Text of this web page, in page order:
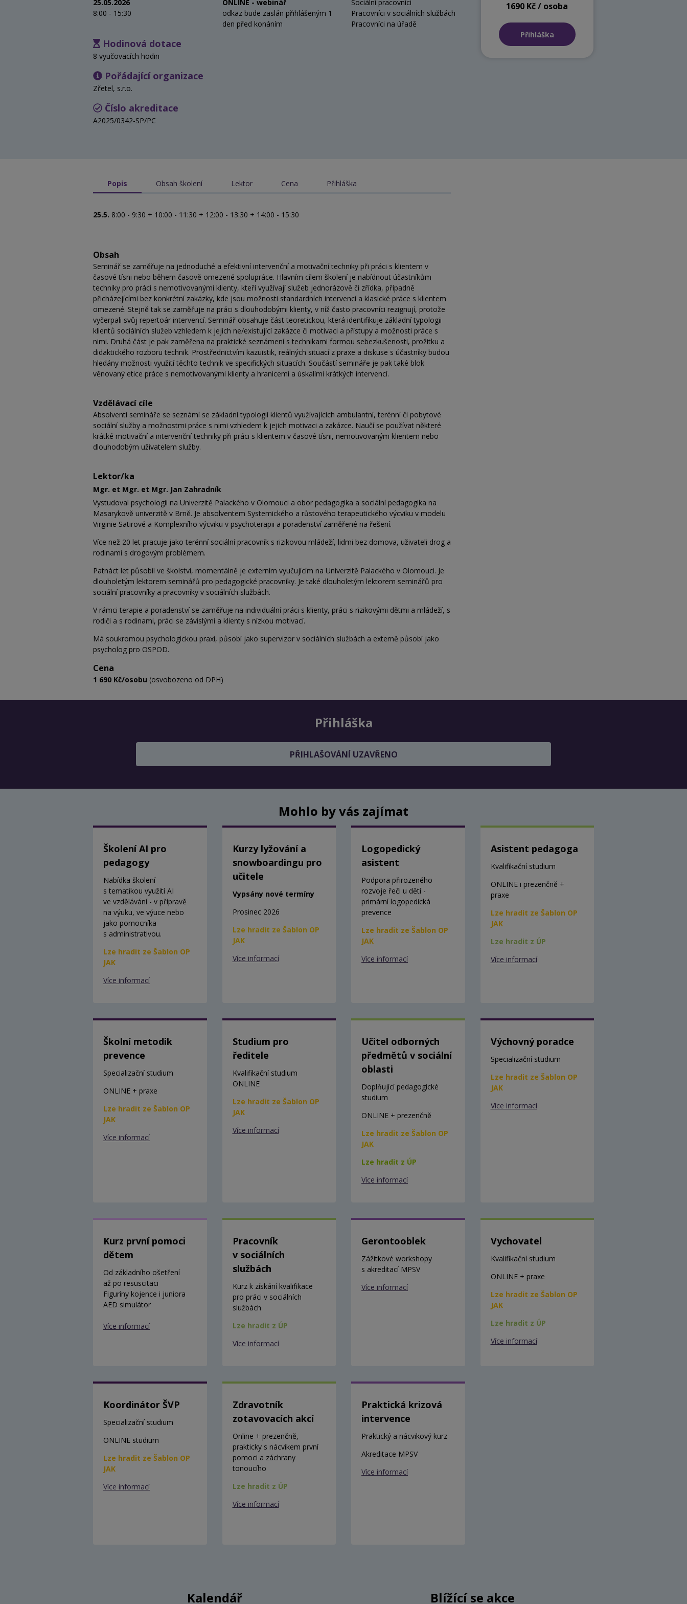
25.05.2026
8:00 - 15:30
ONLINE - webinář
odkaz bude zaslán přihlášeným 1
den před konáním
Hodinová dotace
8 vyučovacích hodin
Pořádající organizace
Zřetel, s.r.o.
Číslo akreditace
A2025/0342-SP/PC
Sociální pracovníci
Pracovníci v sociálních službách
Pracovníci na úřadě
1690 Kč / osoba
Přihláška
Popis Obsah školení Lektor Cena Přihláška
25.5. 8:00 - 9:30 + 10:00 - 11:30 + 12:00 - 13:30 + 14:00 - 15:30
Obsah
Seminář se zaměřuje na jednoduché a efektivní intervenční a motivační techniky při práci s klientem v
časové tísni nebo během časově omezené spolupráce. Hlavním cílem školení je nabídnout účastníkům
techniky pro práci s nemotivovanými klienty, kteří využívají služeb jednorázově či zřídka, případně
přicházejícími bez konkrétní zakázky, kde jsou možnosti standardních intervencí a klasické práce s klientem
omezené. Stejně tak se zaměřuje na práci s dlouhodobými klienty, v níž často pracovníci rezignují, protože
vyčerpali svůj repertoár intervencí. Seminář obsahuje část teoretickou, která identifikuje základní typologii
klientů sociálních služeb vzhledem k jejich ne/existující zakázce či motivaci a přístupy a možnosti práce s
nimi. Druhá část je pak zaměřena na praktické seznámení s technikami formou sebezkušenosti, prožitku a
didaktického rozboru technik. Prostřednictvím kazuistik, reálných situací z praxe a diskuse s účastníky budou
hledány možnosti využití těchto technik ve specifických situacích. Součástí semináře je pak také blok
věnovaný etice práce s nemotivovanými klienty a hranicemi a úskalími krátkých intervencí.
Vzdělávací cíle
Absolventi semináře se seznámí se základní typologií klientů využívajících ambulantní, terénní či pobytové
sociální služby a možnostmi práce s nimi vzhledem k jejich motivaci a zakázce. Naučí se používat některé
krátké motivační a intervenční techniky při práci s klientem v časové tísni, nemotivovaným klientem nebo
dlouhodobým uživatelem služby.
Lektor/ka
Mgr. et Mgr. et Mgr. Jan Zahradník
Vystudoval psychologii na Univerzitě Palackého v Olomouci a obor pedagogika a sociální pedagogika na
Masarykově univerzitě v Brně. Je absolventem Systemického a růstového terapeutického výcviku v modelu
Virginie Satirové a Komplexního výcviku v psychoterapii a poradenství zaměřené na řešení.
Více než 20 let pracuje jako terénní sociální pracovník s rizikovou mládeží, lidmi bez domova, uživateli drog a
rodinami s drogovým problémem.
Patnáct let působil ve školství, momentálně je externím vyučujícím na Univerzitě Palackého v Olomouci. Je
dlouholetým lektorem seminářů pro pedagogické pracovníky. Je také dlouholetým lektorem seminářů pro
sociální pracovníky a pracovníky v sociálních službách.
V rámci terapie a poradenství se zaměřuje na individuální práci s klienty, práci s rizikovými dětmi a mládeží, s
rodiči a s rodinami, práci se závislými a klienty s nízkou motivací.
Má soukromou psychologickou praxi, působí jako supervizor v sociálních službách a externě působí jako
psycholog pro OSPOD.
Cena
1 690 Kč/osobu (osvobozeno od DPH)
Přihláška
PŘIHLAŠOVÁNÍ UZAVŘENO
Mohlo by vás zajímat
Školení AI pro
pedagogy
Nabídka školení
s tematikou využití AI
ve vzdělávání - v přípravě
na výuku, ve výuce nebo
jako pomocníka
s administrativou.
Lze hradit ze Šablon OP
JAK
Více informací
Kurzy lyžování a
snowboardingu pro
učitele
Vypsány nové termíny
Prosinec 2026
Lze hradit ze Šablon OP
JAK
Více informací
Logopedický
asistent
Podpora přirozeného
rozvoje řeči u dětí -
primární logopedická
prevence
Lze hradit ze Šablon OP
JAK
Více informací
Asistent pedagoga
Kvalifikační studium
ONLINE i prezenčně +
praxe
Lze hradit ze Šablon OP
JAK
Lze hradit z ÚP
Více informací
Školní metodik
prevence
Specializační studium
ONLINE + praxe
Lze hradit ze Šablon OP
JAK
Více informací
Studium pro
ředitele
Kvalifikační studium
ONLINE
Lze hradit ze Šablon OP
JAK
Více informací
Učitel odborných
předmětů v sociální
oblasti
Doplňující pedagogické
studium
ONLINE + prezenčně
Lze hradit ze Šablon OP
JAK
Lze hradit z ÚP
Více informací
Výchovný poradce
Specializační studium
Lze hradit ze Šablon OP
JAK
Více informací
Kurz první pomoci
dětem
Od základního ošetření
až po resuscitaci
Figuríny kojence i juniora
AED simulátor
Více informací
Pracovník
v sociálních
službách
Kurz k získání kvalifikace
pro práci v sociálních
službách
Lze hradit z ÚP
Více informací
Gerontooblek
Zážitkové workshopy
s akreditací MPSV
Více informací
Vychovatel
Kvalifikační studium
ONLINE + praxe
Lze hradit ze Šablon OP
JAK
Lze hradit z ÚP
Více informací
Koordinátor ŠVP
Specializační studium
ONLINE studium
Lze hradit ze Šablon OP
JAK
Více informací
Zdravotník
zotavovacích akcí
Online + prezenčně,
prakticky s nácvikem první
pomoci a záchrany
tonoucího
Lze hradit z ÚP
Více informací
Praktická krizová
intervence
Praktický a nácvikový kurz
Akreditace MPSV
Více informací
Kalendář Blížící se akce